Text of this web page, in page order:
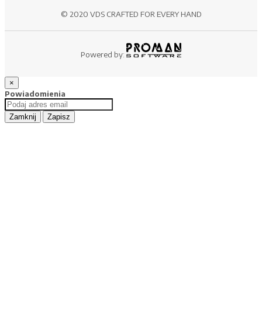
© 2020 VDS CRAFTED FOR EVERY HAND
Powered by:
×
Powiadomienia
Zamknij Zapisz